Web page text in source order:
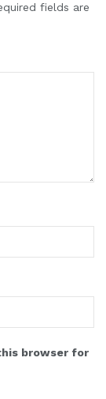
fields are
browser for